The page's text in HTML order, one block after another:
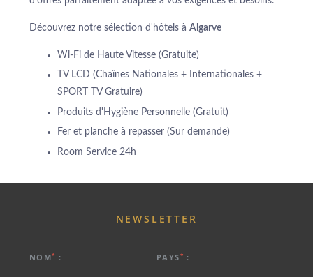
Découvrez notre sélection d'hôtels à Algarve
Wi-Fi de Haute Vitesse (Gratuite)
TV LCD (Chaînes Nationales + Internationales +
SPORT TV Gratuire)
Produits d'Hygiène Personnelle (Gratuit)
Fer et planche à repasser (Sur demande)
Room Service 24h
NOM* : PAYS* :
NEWSLETTER